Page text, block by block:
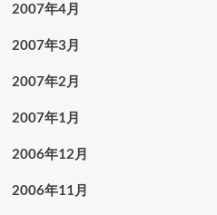
2007年4月
2007年3月
2007年2月
2007年1月
2006年12月
2006年11月